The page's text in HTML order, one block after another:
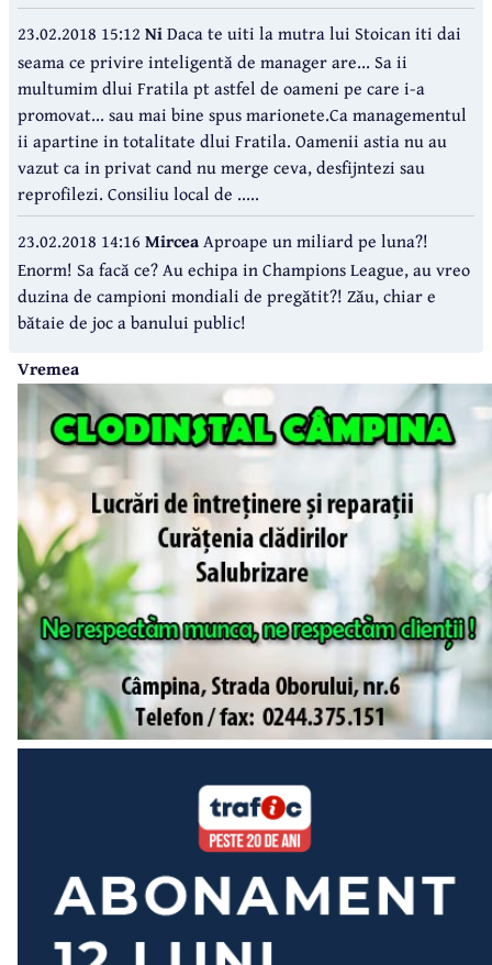
23.02.2018 15:12 NiDaca te uiti la mutra lui Stoican iti dai
seama ce privire inteligentă de manager are... Sa ii
multumim dlui Fratila pt astfel de oameni pe care i-a
promovat... sau mai bine spus marionete.Ca managementul
ii apartine in totalitate dlui Fratila. Oamenii astia nu au
vazut ca in privat cand nu merge ceva, desfijntezi sau
reprofilezi. Consiliu local de .....
23.02.2018 14:16 MirceaAproape un miliard pe luna?!
Enorm! Sa facă ce? Au echipa in Champions League, au vreo
duzina de campioni mondiali de pregătit?! Zău, chiar e
bătaie de joc a banului public!
Vremea